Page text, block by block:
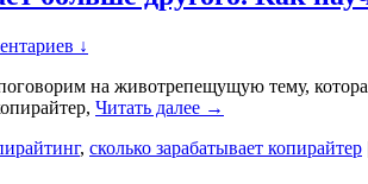
↓
на животрепещущую тему,
Читать далее →
, сколько зарабатывает копирайтер